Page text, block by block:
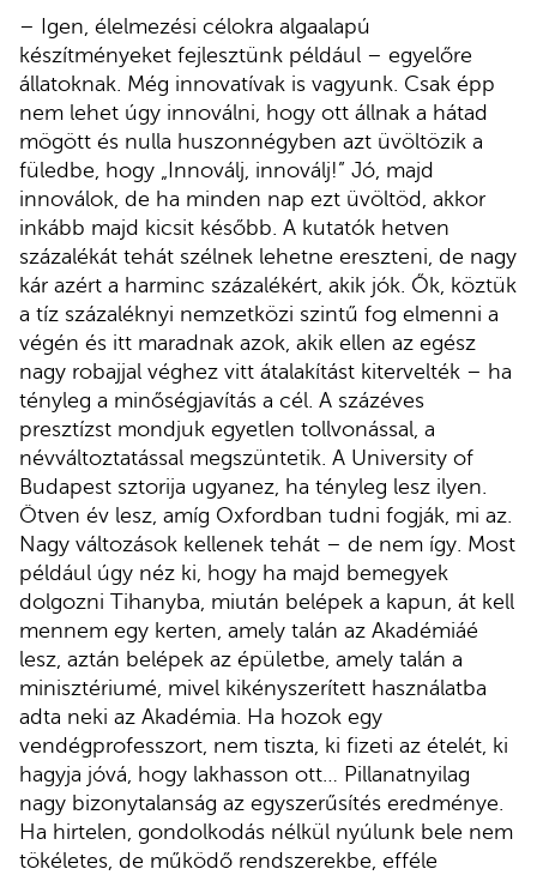
– Igen, élelmezési célokra algaalapú
készítményeket fejlesztünk például – egyelőre
állatoknak. Még innovatívak is vagyunk. Csak épp
nem lehet úgy innoválni, hogy ott állnak a hátad
mögött és nulla huszonnégyben azt üvöltözik a
füledbe, hogy „Innoválj, innoválj!” Jó, majd
innoválok, de ha minden nap ezt üvöltöd, akkor
inkább majd kicsit később. A kutatók hetven
százalékát tehát szélnek lehetne ereszteni, de nagy
kár azért a harminc százalékért, akik jók. Ők, köztük
a tíz százaléknyi nemzetközi szintű fog elmenni a
végén és itt maradnak azok, akik ellen az egész
nagy robajjal véghez vitt átalakítást kitervelték – ha
tényleg a minőségjavítás a cél. A százéves
presztízst mondjuk egyetlen tollvonással, a
névváltoztatással megszüntetik. A University of
Budapest sztorija ugyanez, ha tényleg lesz ilyen.
Ötven év lesz, amíg Oxfordban tudni fogják, mi az.
Nagy változások kellenek tehát – de nem így. Most
például úgy néz ki, hogy ha majd bemegyek
dolgozni Tihanyba, miután belépek a kapun, át kell
mennem egy kerten, amely talán az Akadémiáé
lesz, aztán belépek az épületbe, amely talán a
minisztériumé, mivel kikényszerített használatba
adta neki az Akadémia. Ha hozok egy
vendégprofesszort, nem tiszta, ki fizeti az ételét, ki
hagyja jóvá, hogy lakhasson ott… Pillanatnyilag
nagy bizonytalanság az egyszerűsítés eredménye.
Ha hirtelen, gondolkodás nélkül nyúlunk bele nem
tökéletes, de működő rendszerekbe, efféle